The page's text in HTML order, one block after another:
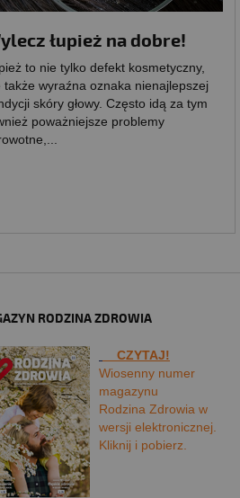
łupież na dobre!
to nie tylko defekt kosmetyczny,
także wyraźna oznaka nienajlepszej
skóry głowy. Często idą za tym
poważniejsze problemy
RODZINA ZDROWIA
CZYTAJ!
Wiosenny numer
magazynu
Rodzina Zdrowia w
wersji elektronicznej.
Kliknij i pobierz.